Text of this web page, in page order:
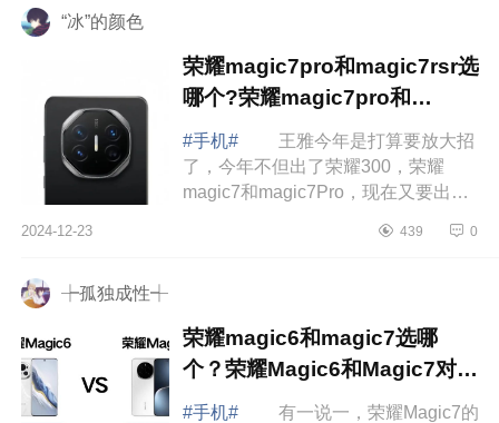
“冰”的颜色
荣耀magic7pro和magic7rsr选
哪个?荣耀magic7pro和
magic7rsr对比哪个好
#手机#
王雅今年是打算要放大招
了，今年不但出了荣耀300，荣耀
magic7和magic7Pro，现在又要出一
待。下面小编为大家介绍下荣耀
2024-12-23 439 0
┾孤独成性┽
荣耀magic6和magic7选哪
个？荣耀Magic6和Magic7对比
哪个好
#手机#
有一说一，荣耀Magic7的